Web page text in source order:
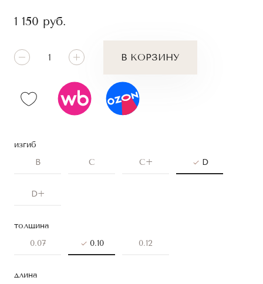
изгиб
B
C C+ D
D+
толщина
0.07
0.10 0.12
длина
1 150 руб.
В КОРЗИНУ